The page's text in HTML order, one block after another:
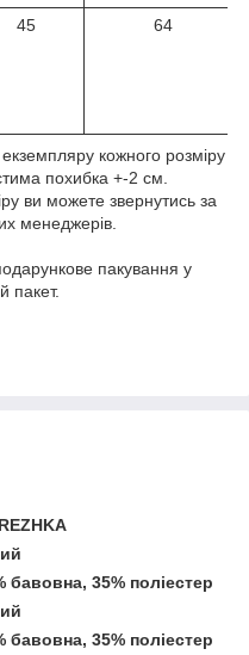
45 64
кожного розміру
похибка +-2 см.
ви можете звернутись за
менеджерів.
пакування у
пакет.
бавовна, 35% поліестер
бавовна, 35% поліестер